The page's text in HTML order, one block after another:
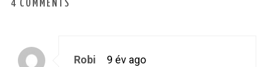
4 COMMENTS
Robi 9 év ago